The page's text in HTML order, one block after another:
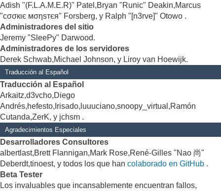
Adish "(F.L.A.M.E.R)" Patel,Bryan "Runic" Deakin,Marcus
"cσσкιє мσηѕтєя" Forsberg, y Ralph "[n3rve]" Otowo .
Administradores del sitio
Jeremy "SleePy" Darwood.
Administradores de los servidores
Derek Schwab,Michael Johnson, y Liroy van Hoewijk.
Traducción al Español
Traducción al Español
Arkaitz,d3vcho,Diego
Andrés,hefesto,Irisado,luuuciano,snoopy_virtual,Ramón
Cutanda,ZerK, y jchsm .
Agradecimientos Especiales
Desarrolladores Consultores
albertlast,Brett Flannigan,Mark Rose,René-Gilles "Nao 尚"
Deberdt,tinoest, y todos los que han colaborado en GitHub .
Beta Tester
Los invaluables que incansablemente encuentran fallos,